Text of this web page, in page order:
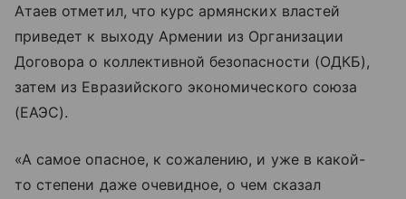
Атаев отметил, что курс армянских властей
приведет к выходу Армении из Организации
Договора о коллективной безопасности (ОДКБ),
затем из Евразийского экономического союза
(ЕАЭС).
«А самое опасное, к сожалению, и уже в какой-
то степени даже очевидное, о чем сказал